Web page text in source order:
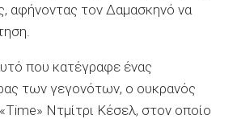
αφήνοντας τον Δαμασκηνό να
που κατέγραφε ένας
των γεγονότων, ο ουκρανός
Ντμίτρι Κέσελ, στον οποίο